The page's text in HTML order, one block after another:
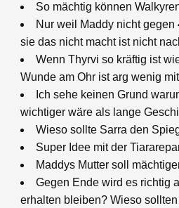
So mächtig können
Nur weil Maddy nicht
sie das nicht macht ist nicht
Wenn Thyrvi so kräftig ist
Wunde am Ohr ist arg wenig
Ich sehe keinen Grund
wichtiger wäre als lange
Wieso sollte Sarra den
Super Idee mit der
Maddys Mutter soll
Gegen Ende wird es richtig
erhalten bleiben? Wieso